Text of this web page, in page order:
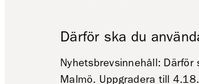
Därför ska du
Nyhetsbrevsinnehåll: Därför
Malmö. Uppgradera till